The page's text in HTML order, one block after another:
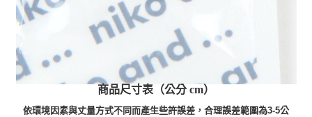
商品尺寸表（公分 cm）
依環境因素與丈量方式不同而產生些許誤差，合理誤差範圍為3-5公